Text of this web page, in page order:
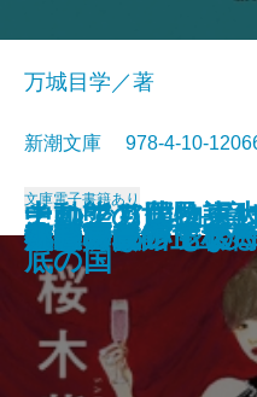
河を渡って木立
逃げろ逃げろ逃
灼熱の魂
銃を持つ花嫁
このクリニック
医療コンサル高
光の犬
中動態の世界─
学─
東大なんか入ら
それでも僕は東
た─偏差値35か
あの子とQ
万城目学／著
新潮文庫 978-4-10-
文庫電子書籍あり
孤蝶の城
春のこわいもの
アマチュア
ナルニア国物語
底の国
母親になって後
族長の秋
美澄真白の正な
小暮写眞館〔上〕
小暮写眞館〔下〕
沈むフランシス